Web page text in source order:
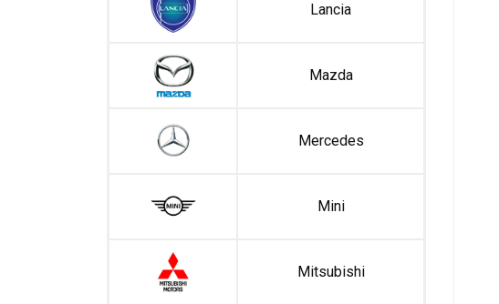
Lancia
Mazda
Mercedes
Mini
Mitsubishi